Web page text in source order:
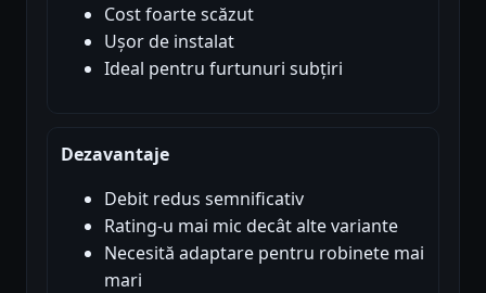
Cost foarte scăzut
Ușor de instalat
Ideal pentru furtunuri subțiri
Dezavantaje
Debit redus semnificativ
Rating-u mai mic decât alte variante
Necesită adaptare pentru robinete mai
mari